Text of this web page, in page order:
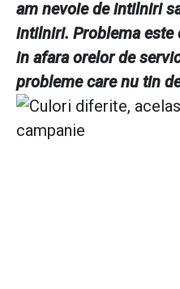
am nevoie de intilniri
intilniri. Problema este
in afara orelor de
probleme care nu tin